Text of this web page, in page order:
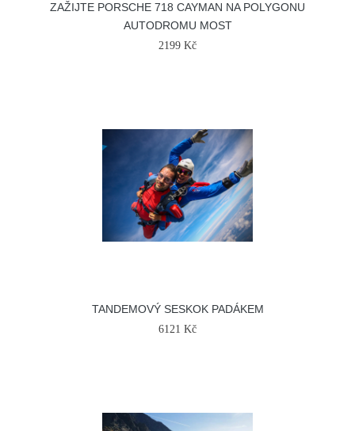
ZAŽIJTE PORSCHE 718 CAYMAN NA POLYGONU
AUTODROMU MOST
2199 Kč
TANDEMOVÝ SESKOK PADÁKEM
6121 Kč